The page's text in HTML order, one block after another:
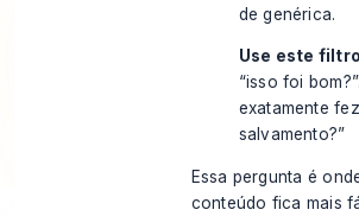
de genérica.
Use este
“isso foi
exatamente
salvamento?”
Essa pergunta é
conteúdo fica mais